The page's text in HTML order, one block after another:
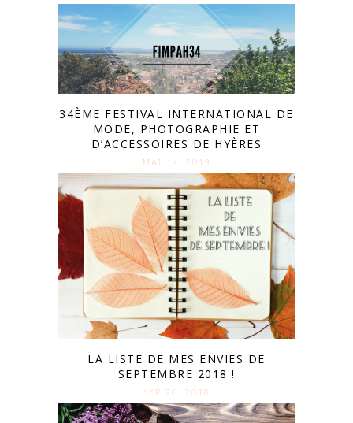
34ÈME FESTIVAL INTERNATIONAL DE
MODE, PHOTOGRAPHIE ET
D’ACCESSOIRES DE HYÈRES
MAI 14. 2019
LA LISTE DE MES ENVIES DE
SEPTEMBRE 2018 !
SEP 20. 2018